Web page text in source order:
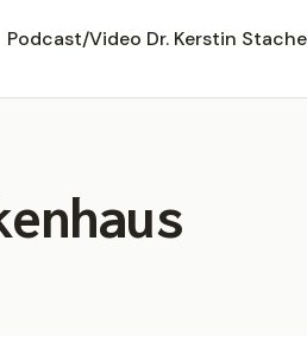
Podcast/Video Dr. Kerstin